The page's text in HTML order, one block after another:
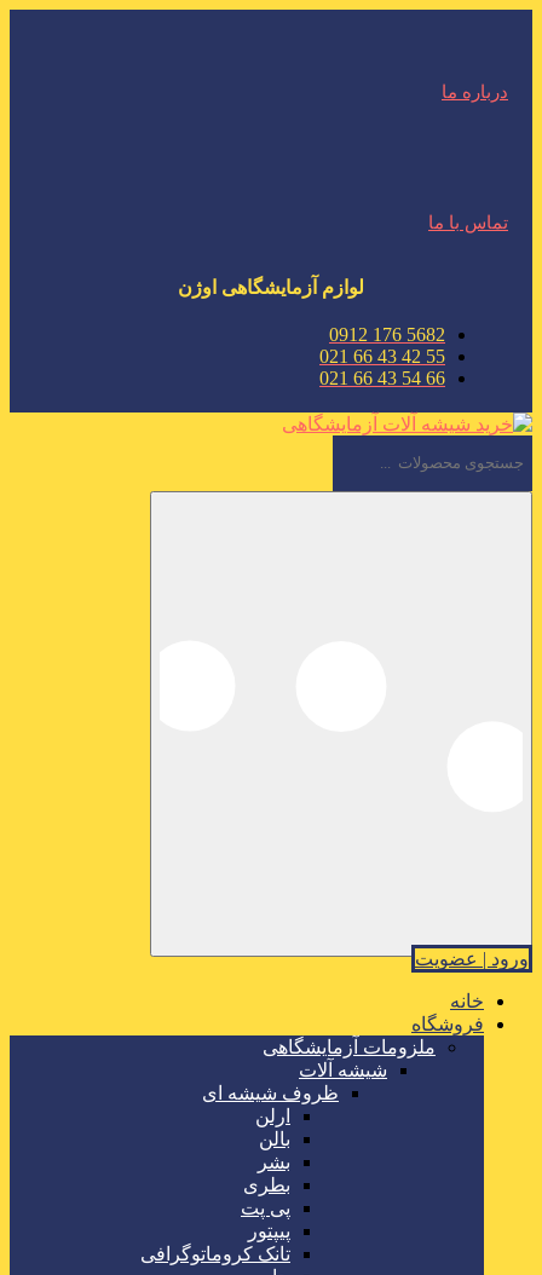
درباره ما
تماس با ما
لوازم آزمایشگاهی اوژن
5682 176 0912
55 42 43 66 021
66 54 43 66 021
ورود | عضویت
خانه
فروشگاه
ملزومات آزمایشگاهی
شیشه آلات
ظروف شیشه ای
ارلن
بالن
بشر
بطری
پی پت
پیپتور
تانک کروماتوگرافی